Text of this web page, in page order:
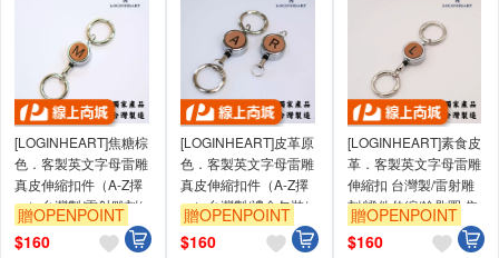
[LOGINHEART]焦糖棕
色．客製英文字母雷雕
真皮伸縮扣件（A-Z擇
一）台灣製/雷射雕刻/
證件伸縮/鑰匙圈/高級
皮革
贈OPENPOINT
$160
[LOGINHEART]皮革原
色．客製英文字母雷雕
真皮伸縮扣件（A-Z擇
一）台灣製/禮盒包裝/
雷射雕刻/證件伸縮/鑰
匙圈
贈OPENPOINT
$160
[LOGINHEART]素食皮
革．客製英文字母雷雕
伸縮扣 台灣製/雷射雕
刻/證件伸縮/鑰匙圈 焦
糖棕色 純素
贈OPENPOINT
$160